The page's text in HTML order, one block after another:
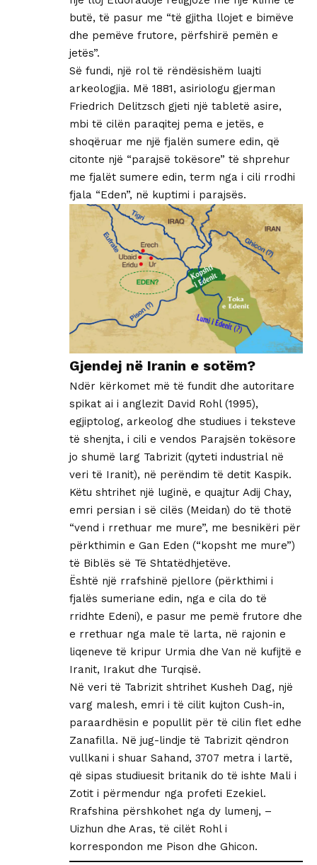
butë, të pasur me “të gjitha llojet e bimëve
dhe pemëve frutore, përfshirë pemën e
jetës”.
Së fundi, një rol të rëndësishëm luajti
arkeologjia. Më 1881, asiriologu gjerman
Friedrich Delitzsch gjeti një tabletë asire,
mbi të cilën paraqitej pema e jetës, e
shoqëruar me një fjalën sumere edin, që
citonte një “parajsë tokësore” të shprehur
me fjalët sumere edin, term nga i cili rrodhi
fjala “Eden”, në kuptimi i parajsës.
Gjendej në Iranin e sotëm?
Ndër kërkomet më të fundit dhe autoritare
spikat ai i anglezit David Rohl (1995),
egjiptolog, arkeolog dhe studiues i teksteve
të shenjta, i cili e vendos Parajsën tokësore
jo shumë larg Tabrizit (qyteti industrial në
veri të Iranit), në perëndim të detit Kaspik.
Këtu shtrihet një luginë, e quajtur Adij Chay,
emri persian i së cilës (Meidan) do të thotë
“vend i rrethuar me mure”, me besnikëri për
përkthimin e Gan Eden (“kopsht me mure”)
të Biblës së Të Shtatëdhjetëve.
Është një rrafshinë pjellore (përkthimi i
fjalës sumeriane edin, nga e cila do të
rridhte Edeni), e pasur me pemë frutore dhe
e rrethuar nga male të larta, në rajonin e
liqeneve të kripur Urmia dhe Van në kufijtë e
Iranit, Irakut dhe Turqisë.
Në veri të Tabrizit shtrihet Kusheh Dag, një
varg malesh, emri i të cilit kujton Cush-in,
paraardhësin e popullit për të cilin flet edhe
Zanafilla. Në jug-lindje të Tabrizit qëndron
vullkani i shuar Sahand, 3707 metra i lartë,
që sipas studiuesit britanik do të ishte Mali i
Zotit i përmendur nga profeti Ezekiel.
Rrafshina përshkohet nga dy lumenj, –
Uizhun dhe Aras, të cilët Rohl i
korrespondon me Pison dhe Ghicon.